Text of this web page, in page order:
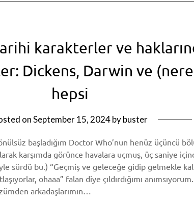
karakterler ve
Dickens, Darwin ve
hepsi
onSeptember 15, 2024bybuster
başladığım Doctor Who’nun henüz üçüncü
karşımda görünce havalara uçmuş, üç saniye
sürdü bu.) “Geçmiş ve geleceğe gidip gelmekle
ohaaa” falan diye çıldırdığımı
arkadaşlarımın…